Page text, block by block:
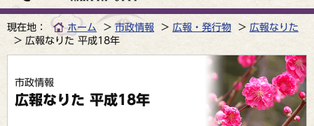
現在地： ホーム 市政情報 広報・発行物
広報なりた
広報なりた 平成18年
市政情報
広報なりた 平成18年